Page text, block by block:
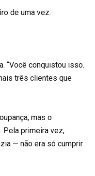
de uma vez.
“Você conquistou isso.
três clientes que
mas o
Pela primeira vez,
— não era só cumprir